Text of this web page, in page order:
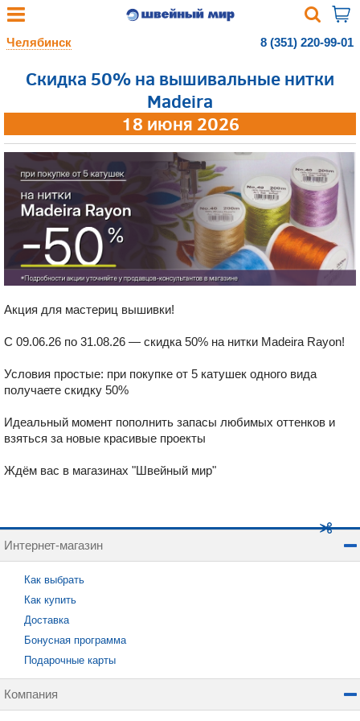
Челябинск 8 (351) 220-99-01
Скидка 50% на вышивальные нитки
Madeira
18 июня 2026
Акция для мастериц вышивки!
С 09.06.26 по 31.08.26 — скидка 50% на нитки Madeira Rayon!
Условия простые: при покупке от 5 катушек одного вида
получаете скидку 50%
Идеальный момент пополнить запасы любимых оттенков и
взяться за новые красивые проекты
Ждём вас в магазинах "Швейный мир"
Интернет-магазин
Как выбрать
Как купить
Доставка
Бонусная программа
Подарочные карты
Компания